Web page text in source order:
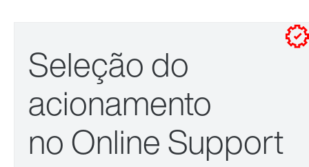
Seleção do acionamento
Seleção do
acionamento
no Online Support